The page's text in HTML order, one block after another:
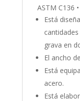
ASTM C136
Está
grava en
El ancho
Está
acero.
Está